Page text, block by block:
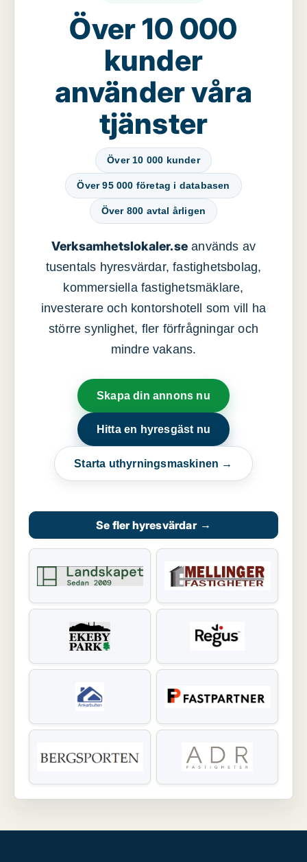
Över 10 000
kunder
använder våra
tjänster
Över 10 000 kunder
Över 95 000 företag i databasen
Över 800 avtal årligen
Verksamhetslokaler.se används av
tusentals hyresvärdar, fastighetsbolag,
kommersiella fastighetsmäklare,
investerare och kontorshotell som vill ha
större synlighet, fler förfrågningar och
mindre vakans.
Skapa din annons nu
Hitta en hyresgäst nu
Starta uthyrningsmaskinen →
Se fler hyresvärdar →